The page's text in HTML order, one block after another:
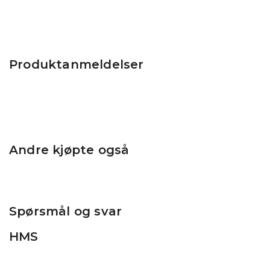
Produktanmeldelser
Andre kjøpte også
Spørsmål og svar
HMS